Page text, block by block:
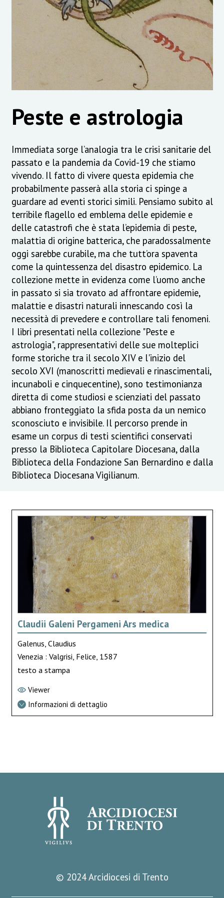
Peste e astrologia
Immediata sorge l’analogia tra le crisi sanitarie del
passato e la pandemia da Covid-19 che stiamo
vivendo. Il fatto di vivere questa epidemia che
probabilmente passerà alla storia ci spinge a
guardare ad eventi storici simili. Pensiamo subito al
terribile flagello ed emblema delle epidemie e
delle catastrofi che è stata l’epidemia di peste,
malattia di origine batterica, che paradossalmente
oggi sarebbe curabile, ma che tutt’ora spaventa
come la quintessenza del disastro epidemico. La
collezione mette in evidenza come l’uomo anche
in passato si sia trovato ad affrontare epidemie,
malattie e disastri naturali innescando così la
necessità di prevedere e controllare tali fenomeni.
I libri presentati nella collezione "Peste e
astrologia", rappresentativi delle sue molteplici
forme storiche tra il secolo XIV e l'inizio del
secolo XVI (manoscritti medievali e rinascimentali,
incunaboli e cinquecentine), sono testimonianza
diretta di come studiosi e scienziati del passato
abbiano fronteggiato la sfida posta da un nemico
sconosciuto e invisibile. Il percorso prende in
esame un corpus di testi scientifici conservati
presso la Biblioteca Capitolare Diocesana, dalla
Biblioteca della Fondazione San Bernardino e dalla
Biblioteca Diocesana Vigilianum.
Claudii Galeni Pergameni Ars medica
Galenus, Claudius
Venezia : Valgrisi, Felice, 1587
testo a stampa
Viewer
Informazioni di dettaglio
© 2024 Arcidiocesi di Trento